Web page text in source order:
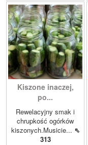
Kiszone inaczej,
po...
Rewelacyjny smak i
chrupkość ogórków
kiszonych.Musicie... ⇖
313